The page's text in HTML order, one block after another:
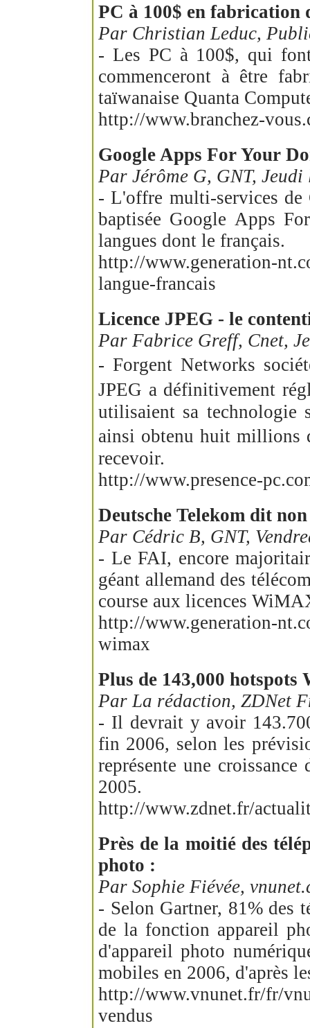
PC à 100$ en fabrication
Par Christian Leduc,
- Les PC à 100$, qui
commenceront à être
taïwanaise Quanta
http://www.branchez-
Google Apps For Your
Par Jérôme G, GNT,
- L'offre multi-services de
baptisée Google Apps
langues dont le français.
http://www.generation-
langue-francais
Licence JPEG - le
Par Fabrice Greff, Cnet,
- Forgent Networks
JPEG a définitivement
utilisaient sa technologie
ainsi obtenu huit millions
recevoir.
http://www.presence-
Deutsche Telekom dit
Par Cédric B, GNT,
- Le FAI, encore
géant allemand des
course aux licences
http://www.generation-
wimax
Plus de 143,000 hotspots
Par La rédaction, ZDNet
- Il devrait y avoir
fin 2006, selon les
représente une
2005.
http://www.zdnet.fr/
Près de la moitié des
photo :
Par Sophie Fiévée,
- Selon Gartner, 81% des
de la fonction appareil
d'appareil photo
mobiles en 2006, d'après
http://www.vnunet.fr/fr/
vendus